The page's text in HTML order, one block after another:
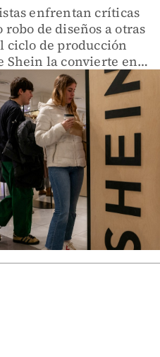
enfrentan críticas
robo de diseños a otras
ciclo de producción
Shein la convierte en
atroz.